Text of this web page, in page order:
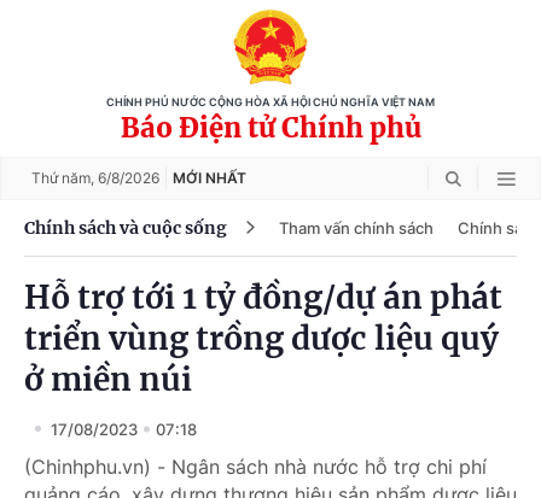
CHÍNH PHỦ NƯỚC CỘNG HÒA XÃ HỘI CHỦ NGHĨA VIỆT NAM
Báo Điện tử Chính phủ
Thứ năm, 6/8/2026 MỚI NHẤT
Chính sách và cuộc sống Tham vấn chính sách Chính
Hỗ trợ tới 1 tỷ đồng/dự án phát
triển vùng trồng dược liệu quý
ở miền núi
17/08/2023 07:18
(Chinhphu.vn) - Ngân sách nhà nước hỗ trợ chi phí